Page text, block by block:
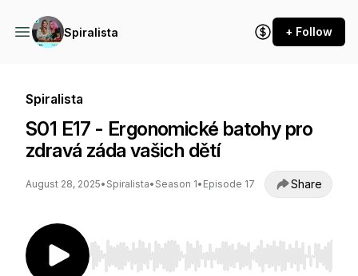
Spiralista + Follow
Spiralista
S01 E17 - Ergonomické batohy pro
zdravá záda vašich dětí
August 28, 2025• Spiralista• Season 1• Episode 17 Share
Use Left/Right to seek, Home/End to jump to